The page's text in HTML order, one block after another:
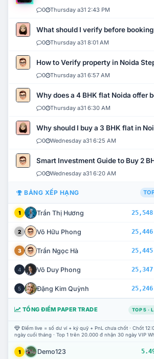
0 Thursday a31 2:43 PM
What should I verify before booking
0 Thursday a31 8:01 AM
How to Verify property in Noida
0 Thursday a31 6:57 AM
Why does a 4 BHK flat Noida offer
0 Thursday a31 6:30 AM
Why should I buy a 3 BHK flat in
0 Wednesday a31 6:25 AM
Smart Investment Guide to Buy 2
0 Wednesday a31 6:20 AM
BẢNG XẾP HẠNG
1 Trần Thị Hương 25,548
2 Võ Hữu Phong 25,446
3 Trần Ngọc Hà 25,445
4 Võ Duy Phong 25,347
5 Đặng Kim Quỳnh 25,246
TỔNG ĐIỂM PAPER TRADE TOP 5 ·
Điểm live = số dư ví + ký quỹ + PnL chưa chốt · Chốt
ngày cuối tháng · Top 1 trên 20.000 đ nhận 30 ngày VIP
1 Demo123